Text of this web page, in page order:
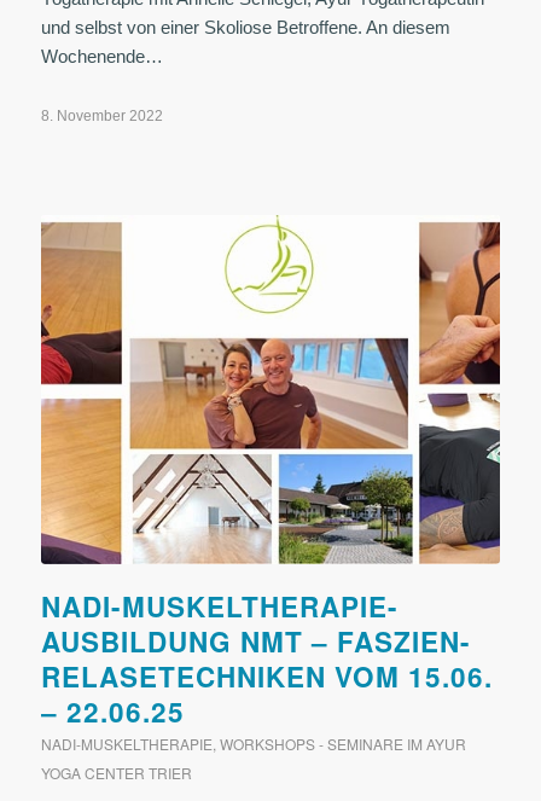
und selbst von einer Skoliose Betroffene. An diesem
Wochenende…
8. November 2022
NADI-MUSKELTHERAPIE-
AUSBILDUNG NMT – FASZIEN-
RELASETECHNIKEN VOM 15.06.
– 22.06.25
NADI-MUSKELTHERAPIE, WORKSHOPS - SEMINARE IM AYUR
YOGA CENTER TRIER